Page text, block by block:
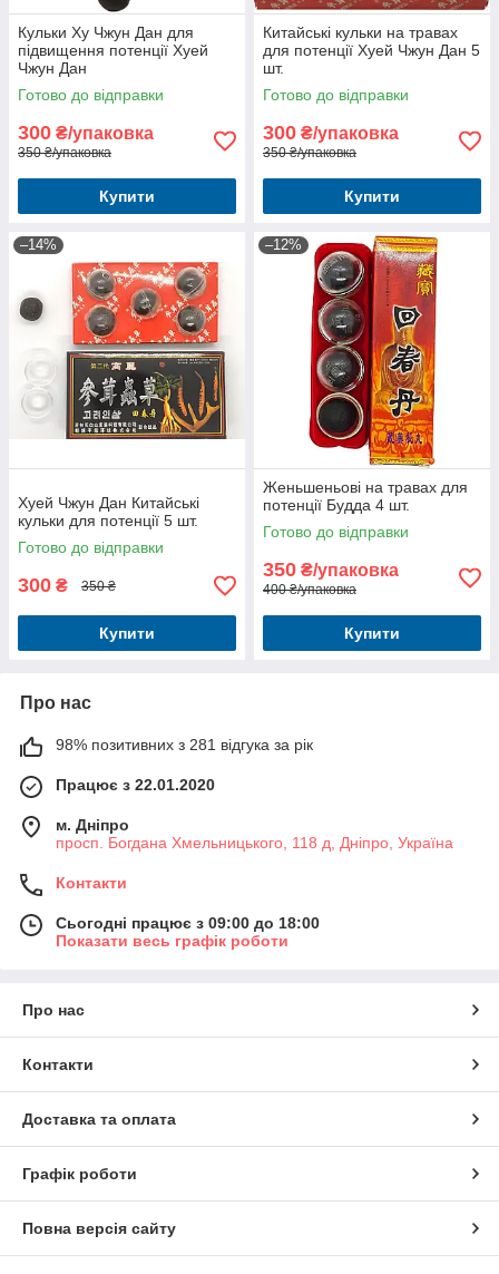
Кульки Ху Чжун Дан для
підвищення потенції Хуей
Чжун Дан
Готово до відправки
300 ₴/упаковка
350 ₴/упаковка
Купити
Китайські кульки на травах
для потенції Хуей Чжун Дан 5
шт.
Готово до відправки
300 ₴/упаковка
350 ₴/упаковка
Купити
–14%
Хуей Чжун Дан Китайські
кульки для потенції 5 шт.
Готово до відправки
300 ₴ 350 ₴
Купити
–12%
Женьшеньові на травах для
потенції Будда 4 шт.
Готово до відправки
350 ₴/упаковка
400 ₴/упаковка
Купити
Про нас
98% позитивних з 281 відгука за рік
Працює з 22.01.2020
м. Дніпро
просп. Богдана Хмельницького, 118 д, Дніпро, Україна
Контакти
Сьогодні працює з 09:00 до 18:00
Показати весь графік роботи
Про нас
Контакти
Доставка та оплата
Графік роботи
Повна версія сайту